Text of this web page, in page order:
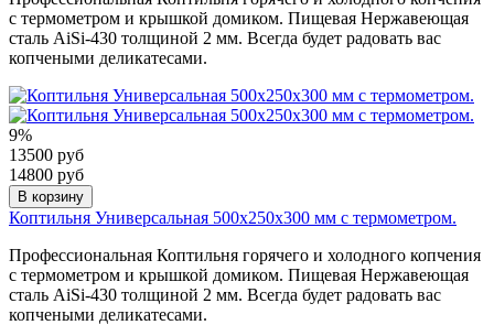
с термометром и крышкой домиком. Пищевая Нержавеющая
сталь AiSi-430 толщиной 2 мм. Всегда будет радовать вас
копчеными деликатесами.
9%
13500 руб
14800 руб
В корзину
Коптильня Универсальная 500х250х300 мм с термометром.
Профессиональная Коптильня горячего и холодного копчения
с термометром и крышкой домиком. Пищевая Нержавеющая
сталь AiSi-430 толщиной 2 мм. Всегда будет радовать вас
копчеными деликатесами.